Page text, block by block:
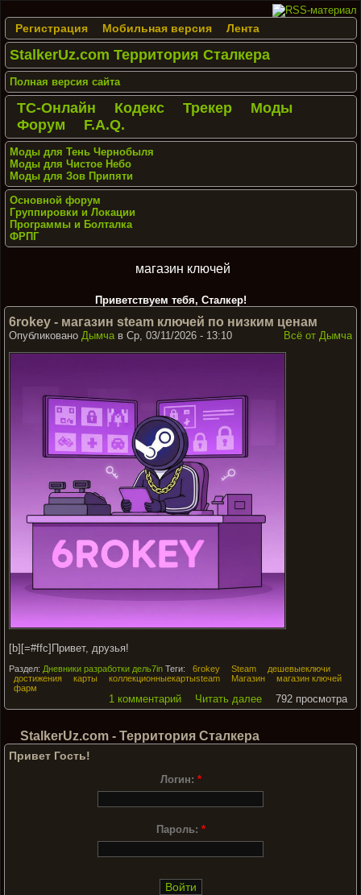
Регистрация Мобильная версия Лента
StalkerUz.com Территория Сталкера
Полная версия сайта
ТС-Онлайн Кодекс Трекер
Моды
Форум
F.A.Q.
Моды для Тень Чернобыля
Моды для Чистое Небо
Моды для Зов Припяти
Основной форум
Группировки и Локации
Программы и Болталка
ФРПГ
магазин ключей
Приветствуем тебя, Сталкер!
6rokey - магазин steam ключей по низким ценам
Всё от Дымча
Опубликовано Дымчав Ср, 03/11/2026 - 13:10
[b][=#ffc]Привет, друзья!
Раздел: Дневники разработки дель7in Теги: 6rokey Steam
дешевыеключи
достижения
карты коллекционныекартыsteam Магазин
магазин ключей
фарм
1 комментарий Читать далее 792 просмотра
StalkerUz.com - Территория Сталкера
Привет Гость!
Логин: *
Пароль: *